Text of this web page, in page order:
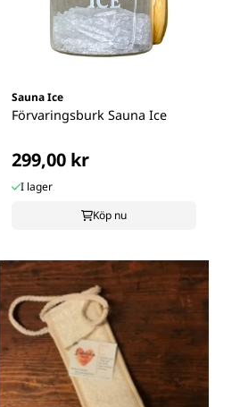
Sauna Ice
Förvaringsburk Sauna Ice
299,00 kr
I lager
Köp nu